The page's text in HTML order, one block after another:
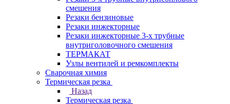
смешения
Резаки бензиновые
Резаки инжекторные
Резаки инжекторные 3-х трубные
внутриголовочного смешения
ТЕРМАКАТ
Узлы вентилей и ремкомплекты
Сварочная химия
Термическая резка
Назад
Термическая резка